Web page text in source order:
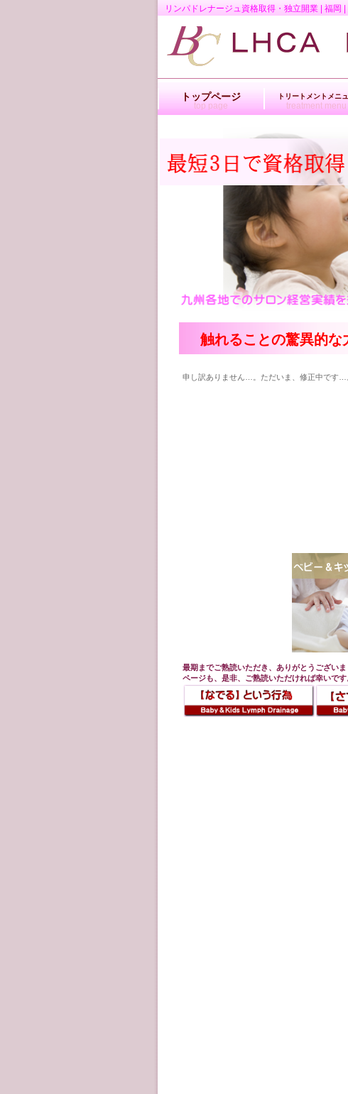
リンパドレナージュ資格取得・独立開業 | 福岡
触れることの驚異的な
申し訳ありません…。ただいま、修正中です…
最期までご熟読いただき、ありがとうござい
ページも、是非、ご熟読いただければ幸いです
トップページ
top page
トリートメントメニ
treatment menu